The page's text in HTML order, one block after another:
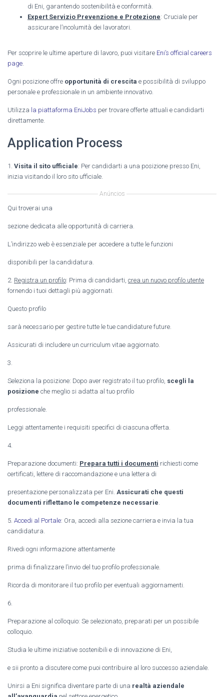
di Eni, garantendo sostenibilità e conformità.
Expert Servizio Prevenzione e Protezione: Cruciale per
assicurare l’incolumità dei lavoratori.
Per scoprire le ultime aperture di lavoro, puoi visitare Eni’s official careers
page
Ogni posizione offre opportunità di crescita e possibilità di sviluppo
personale e professionale in un ambiente innovativo.
Utilizza la piattaforma EniJobs per trovare offerte attuali e candidarti
direttamente.
Application Process
1. Visita il sito ufficiale: Per candidarti a una posizione presso Eni,
inizia visitando il loro sito ufficiale.
Anúncios
Qui troverai una
sezione dedicata alle opportunità di carriera.
L’indirizzo web è essenziale per accedere a tutte le funzioni
disponibili per la candidatura.
2. Registra un profilo: Prima di candidarti, crea un nuovo profilo utente
fornendo i tuoi dettagli più aggiornati.
Questo profilo
sarà necessario per gestire tutte le tue candidature future.
Assicurati di includere un curriculum vitae aggiornato.
3.
Seleziona la posizione: Dopo aver registrato il tuo profilo, scegli la
posizione che meglio si adatta al tuo profilo
professionale.
Leggi attentamente i requisiti specifici di ciascuna offerta.
4.
Preparazione documenti: Prepara tutti i documenti richiesti come
certificati, lettere di raccomandazione e una lettera di
presentazione personalizzata per Eni. Assicurati che questi
documenti riflettano le competenze necessarie
5. Accedi al Portale: Ora, accedi alla sezione carriera e invia la tua
candidatura.
Rivedi ogni informazione attentamente
prima di finalizzare l’invio del tuo profilo professionale.
Ricorda di monitorare il tuo profilo per eventuali aggiornamenti.
6.
Preparazione al colloquio: Se selezionato, preparati per un possibile
colloquio.
Studia le ultime iniziative sostenibili e di innovazione di Eni,
e sii pronto a discutere come puoi contribuire al loro successo aziendale.
Unirsi a Eni significa diventare parte di una realtà aziendale